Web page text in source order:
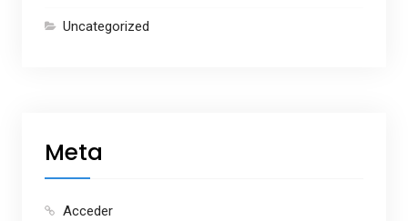
Uncategorized
Meta
Acceder